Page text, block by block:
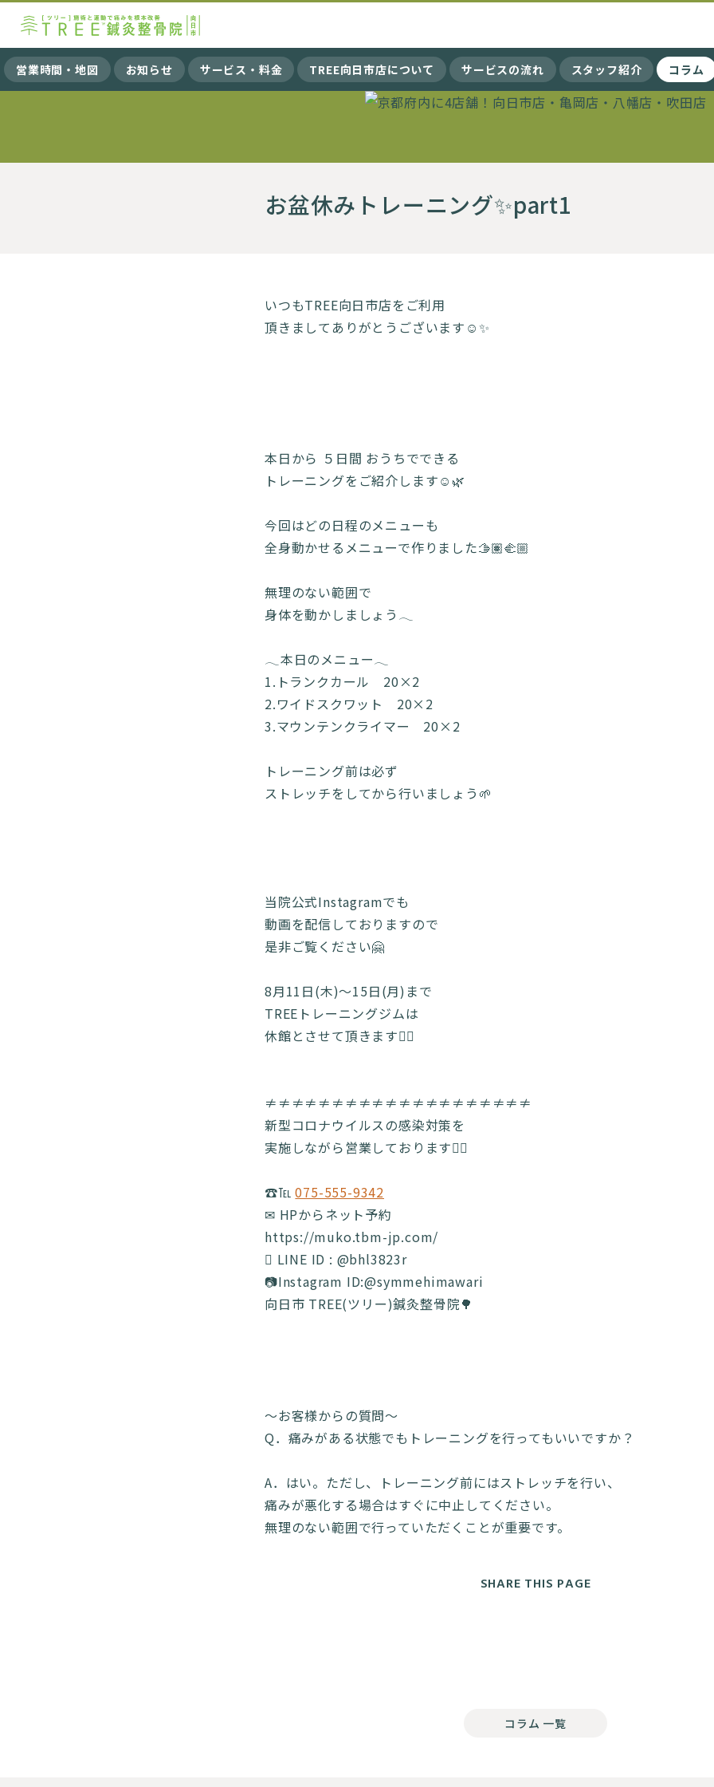
営業時間・地図 お知らせ サービス・料金 TREE向日市店について サービスの流れ スタッフ紹介 コラム
お盆休みトレーニング✨part1
いつもTREE向日市店をご利用
頂きましてありがとうございます☺️✨
本日から ５日間 おうちでできる
トレーニングをご紹介します☺️🌿
今回はどの日程のメニューも
全身動かせるメニューで作りました🫱🏽‍🫲🏼
無理のない範囲で
身体を動かしましょう𓂃
𓂃本日のメニュー𓂃
1.トランクカール 20×2
2.ワイドスクワット 20×2
3.マウンテンクライマー 20×2
トレーニング前は必ず
ストレッチをしてから行いましょう🌱
当院公式Instagramでも
動画を配信しておりますので
是非ご覧ください🤗
8月11日(木)〜15日(月)まで
TREEトレーニングジムは
休館とさせて頂きます🙇‍♂️
≠≠≠≠≠≠≠≠≠≠≠≠≠≠≠≠≠≠≠≠
新型コロナウイルスの感染対策を
実施しながら営業しております🙆‍♂️
☎️℡075-555-9342
✉ HPからネット予約
https://muko.tbm-jp.com/
 LINE ID : @bhl3823r
📷Instagram ID:@symmehimawari
向日市 TREE(ツリー)鍼灸整骨院🌳
〜お客様からの質問〜
Q．痛みがある状態でもトレーニングを行ってもいいですか？
A．はい。ただし、トレーニング前にはストレッチを行い、
痛みが悪化する場合はすぐに中止してください。
無理のない範囲で行っていただくことが重要です。
SHARE THIS PAGE
コラム 一覧